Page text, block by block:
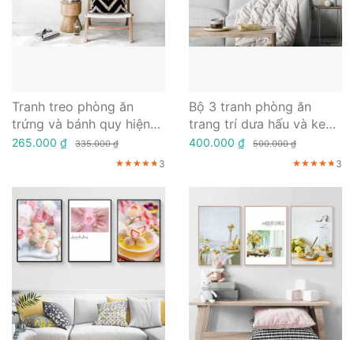
Tranh treo phòng ăn
trứng và bánh quy hiện
đại
265.000 ₫ 335.000 ₫
★★★★★
★★★★★
★★★★★ 3
Bộ 3 tranh phòng ăn
trang trí dưa hấu và kem
mát lạnh
400.000 ₫ 500.000 ₫
★★★★★
★★★★★
★★★★★ 3